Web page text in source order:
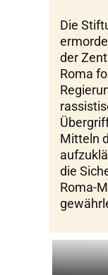
Die
der
Roma
Mitteln
die
Roma-